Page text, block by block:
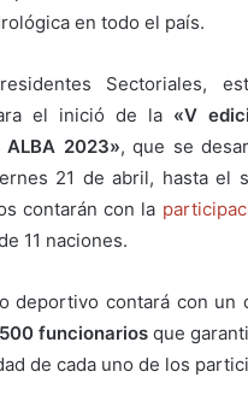
en todo el país.
Sectoriales,
el inició de la «V
2023», que se
21 de abril, hasta el
contarán con la
11 naciones.
deportivo contará con un
funcionarios que
de cada uno de los